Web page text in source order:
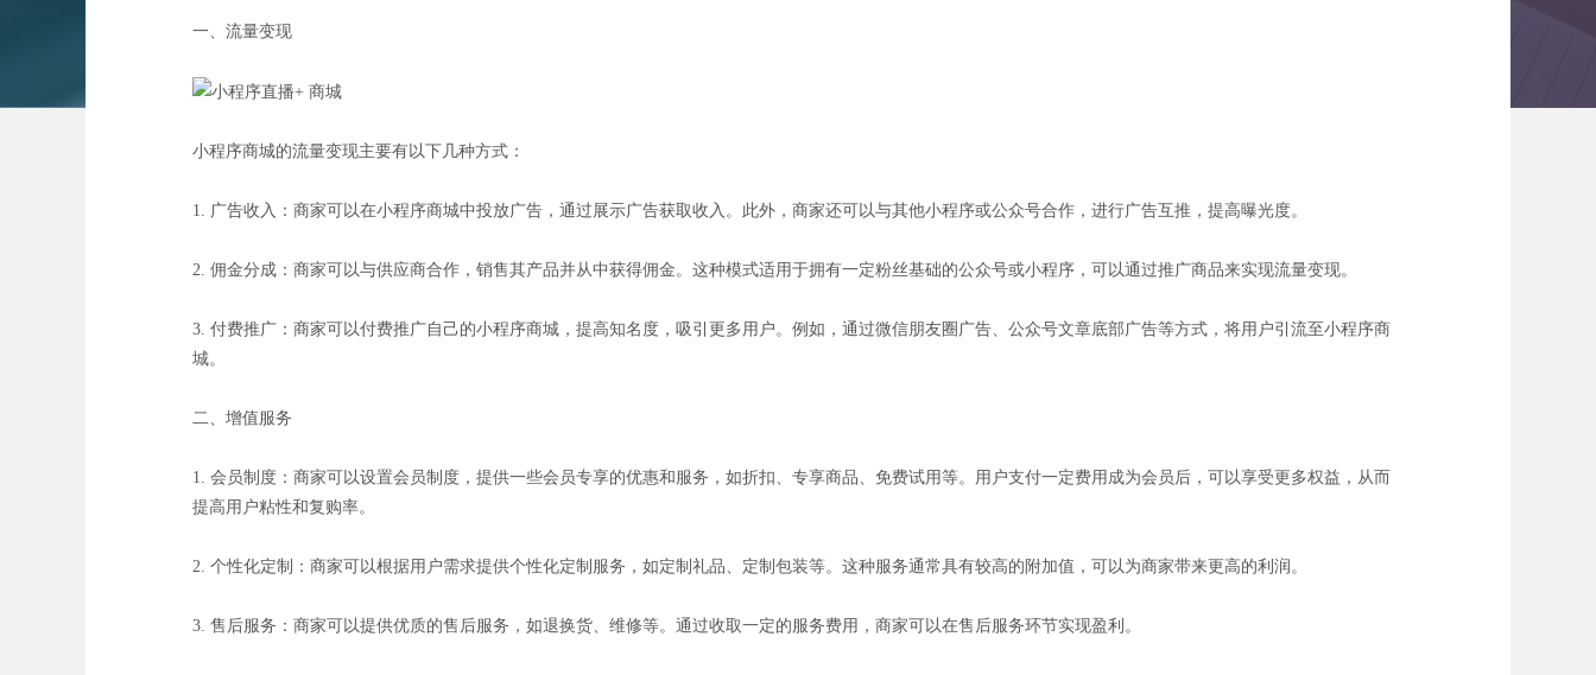
一、流量变现
小程序商城的流量变现主要有以下几种方式：
1. 广告收入：商家可以在小程序商城中投放广告，通过展示广告获取收入。此外，商家还可以与其他小程序或公众号合作，进行广告互推，提高曝光度。
2. 佣金分成：商家可以与供应商合作，销售其产品并从中获得佣金。这种模式适用于拥有一定粉丝基础的公众号或小程序，可以通过推广商品来实现流量变现。
3. 付费推广：商家可以付费推广自己的小程序商城，提高知名度，吸引更多用户。例如，通过微信朋友圈广告、公众号文章底部广告等方式，将用户引流至小程序商
城。
二、增值服务
1. 会员制度：商家可以设置会员制度，提供一些会员专享的优惠和服务，如折扣、专享商品、免费试用等。用户支付一定费用成为会员后，可以享受更多权益，从而
提高用户粘性和复购率。
2. 个性化定制：商家可以根据用户需求提供个性化定制服务，如定制礼品、定制包装等。这种服务通常具有较高的附加值，可以为商家带来更高的利润。
3. 售后服务：商家可以提供优质的售后服务，如退换货、维修等。通过收取一定的服务费用，商家可以在售后服务环节实现盈利。